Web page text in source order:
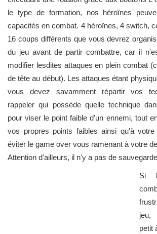
le type de formation, nos héroïnes
capacités en combat. 4 héroïnes, 4 switch,
16 coups différents que vous devrez
du jeu avant de partir combattre, car il
modifier lesdites attaques en plein combat
de tête au début). Les attaques étant
vous devez savamment répartir vos
rappeler qui possède quelle technique
pour viser le point faible d'un ennemi, tout
vos propres points faibles ainsi qu'à
éviter le game over vous ramenant à votre
Attention d'ailleurs, il n'y a pas de
Si
jeu,
petit